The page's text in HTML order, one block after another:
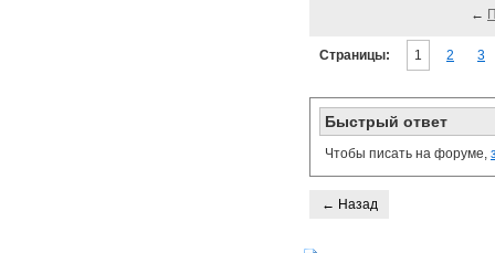
←
Страницы: 1 2 3
Быстрый ответ
Чтобы писать на форуме,
← Назад